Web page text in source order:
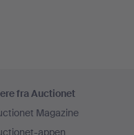
fra Auctionet
Magazine
appen